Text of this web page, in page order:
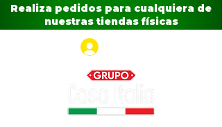
Realiza pedidos para cualquiera de
nuestras tiendas físicas